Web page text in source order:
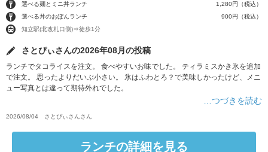
選べる麺とミニ丼ランチ
1,280円（税込）
選べる丼のおぼんランチ
900円（税込）
知立駅(北改札口側)⇒徒歩1分
さとぴぃさんの2026年08月の投稿
ランチでタコライスを注文。 食べやすいお味でした。 ティラミスかき氷を追加
で注文。 思ったよりだいぶ小さい。 氷はふわとろ？で美味しかったけど、メニ
ュー写真とは違って期待外れでした。
…つづきを読む
2026/08/04 さとぴぃさん さん
ランチの詳細を見る